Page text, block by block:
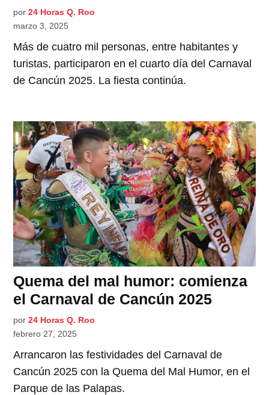
por 24 Horas Q. Roo
marzo 3, 2025
Más de cuatro mil personas, entre habitantes y
turistas, participaron en el cuarto día del Carnaval
de Cancún 2025. La fiesta continúa.
Quema del mal humor: comienza
el Carnaval de Cancún 2025
por 24 Horas Q. Roo
febrero 27, 2025
Arrancaron las festividades del Carnaval de
Cancún 2025 con la Quema del Mal Humor, en el
Parque de las Palapas.